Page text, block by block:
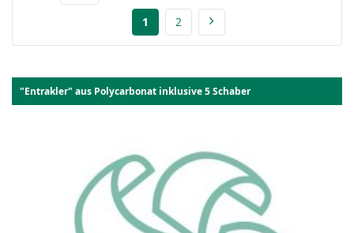
1 2
"Entrakler" aus Polycarbonat inklusive 5 Schaber